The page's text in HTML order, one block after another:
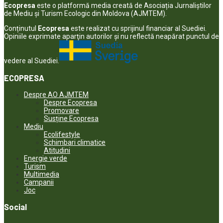
Ecopresa este o platformă media creată de Asociația Jurnaliștilor
de Mediu și Turism Ecologic din Moldova (AJMTEM).
Conținutul
Ecopresa este realizat cu sprijinul financiar al Suediei.
Opiniile exprimate aparţin autorilor şi nu reflectă neapărat punctul de
vedere al Suediei.
ECOPRESA
Despre AO AJMTEM
Despre Ecopresa
Promovare
Susține Ecopresa
Mediu
Ecolifestyle
Schimbari climatice
Atitudini
Energie verde
Turism
Multimedia
Campanii
Joc
Social